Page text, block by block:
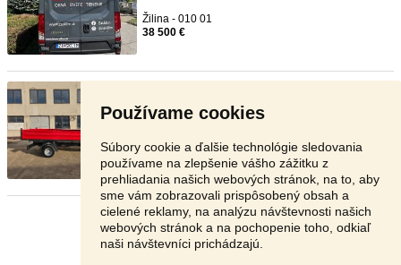
Používame cookies
Súbory cookie a ďalšie technológie sledovania
používame na zlepšenie vášho zážitku z
prehliadania našich webových stránok, na to, aby
sme vám zobrazovali prispôsobený obsah a
cielené reklamy, na analýzu návštevnosti našich
webových stránok a na pochopenie toho, odkiaľ
naši návštevníci prichádzajú.
Žilina - 010 01
38 500 €
Predam nadstavbu 3 stranneho sklapaca /
vyklapaca naivecodaily ...
Trebišov - 075 01
Stránka: 1 2 Ďalšia